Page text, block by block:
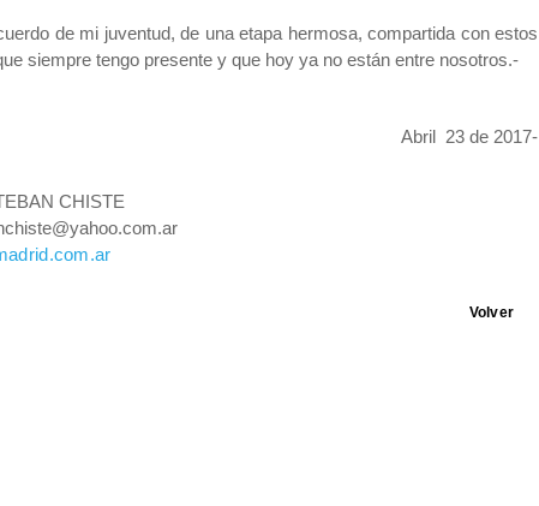
de mi juventud, de una etapa hermosa, compartida con estos
siempre tengo presente y que hoy ya no están entre nosotros.-
Abril 23 de 2017-
CHISTE
Volver